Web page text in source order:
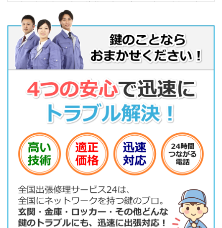
/ 内里極楽橋 / 内里菅井 / 内里砂田 / 内里砂畠 / 内里
巽ノ口 / 内里蜻蛉尻 / 内里中島 / 内里西山川 / 内里東
ノ口 / 内里東山川 / 内里日向堂 / 内里平尾 / 内里古溜
池 / 内里別所 / 内里松ケ外 / 内里南ノ口 / 内里宮ノ前
/ 男山石城 / 男山泉 / 男山金振 / 男山香呂 / 男山笹谷
/ 男山指月 / 男山竹園 / 男山長沢 / 男山八望 / 男山松
里 / 男山美桜 / 男山雄徳 / 男山弓岡 / 男山吉井 / 上奈
良池ノ向 / 上奈良小端 / 上奈良北ノ口 / 上奈良サグリ
前 / 上奈良城垣内 / 上奈良大門 / 上奈良堂島 / 上奈良
長池 / 上奈良奈良里 / 上奈良東ノ口 / 上奈良日ノ尾 /
上奈良御園 / 上奈良南ノ口 / 上奈良宮ノ東 / 上奈良宮
珠 / 川口小西 / 川口高原 / 川口天神崎 / 川口西扇 / 川
口萩原 / 川口浜 / 川口東扇 / 川口東頭 / 川口別所 / 川
口堀ノ内 / 欽明台北 / 欽明台中央 / 欽明台西 / 欽明台
東 / 上津屋尼ケ池 / 上津屋石ノ塔 / 上津屋里垣内 / 上
津屋中堤 / 上津屋西久保 / 上津屋八王子 / 上津屋八丁
/ 上津屋浜垣内 / 上津屋林 / 上津屋南村 / 下奈良井関
/ 下奈良一丁地 / 下奈良一丁堤 / 下奈良今里 / 下奈良
奥垣内 / 下奈良上三床 / 下奈良上ノ段 / 下奈良小宮 /